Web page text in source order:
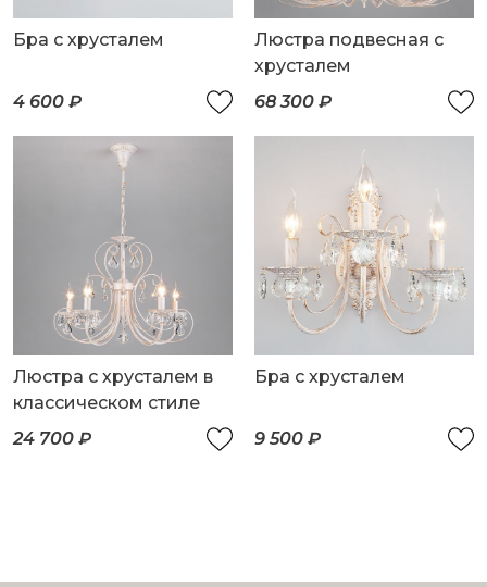
Бра с хрусталем
4 600 ₽
Люстра подвесная с
хрусталем
68 300 ₽
Люстра с хрусталем в
классическом стиле
24 700 ₽
Бра с хрусталем
9 500 ₽